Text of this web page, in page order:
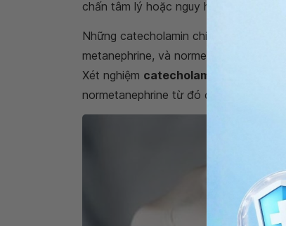
chấn tâm lý hoặc nguy hiểm (ví dụ
Những catecholamin chính trong cơ
metanephrine, và normetanephrine.
Xét nghiệm catecholamin trong nước
normetanephrine từ đó đánh giá mức